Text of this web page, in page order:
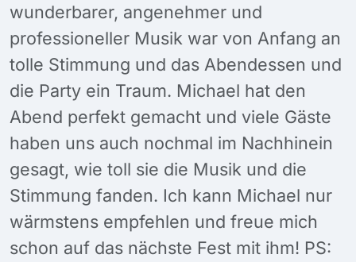
wunderbarer, angenehmer und
professioneller Musik war von Anfang an
tolle Stimmung und das Abendessen und
die Party ein Traum. Michael hat den
Abend perfekt gemacht und viele Gäste
haben uns auch nochmal im Nachhinein
gesagt, wie toll sie die Musik und die
Stimmung fanden. Ich kann Michael nur
wärmstens empfehlen und freue mich
schon auf das nächste Fest mit ihm! PS: